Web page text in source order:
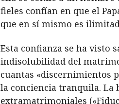
fieles confían en que el
que en sí mismo es
Esta confianza se ha visto
indisolubilidad del
cuantas «discernimientos
la conciencia tranquila. La
extramatrimoniales